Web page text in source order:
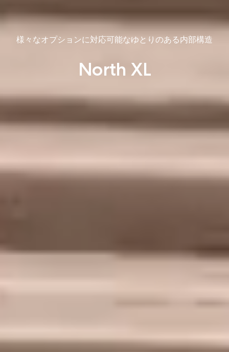
様々なオプションに対応可能なゆとりのある内部構造
North XL